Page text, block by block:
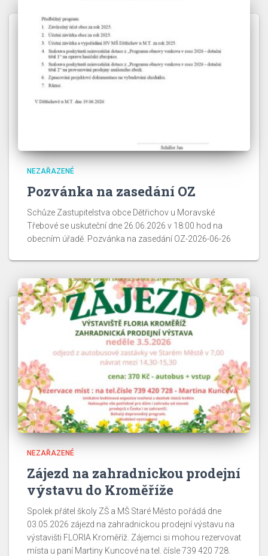
NEZAŘAZENÉ
Pozvánka na zasedání OZ
Schůze Zastupitelstva obce Dětřichov u Moravské
Třebové se uskuteční dne 26.06.2026 v 18:00 hod na
obecním úřadě. Pozvánka na zasedání OZ-2026-06-26
NEZAŘAZENÉ
Zájezd na zahradnickou prodejní
výstavu do Kroměříže
Spolek přátel školy ZŠ a MŠ Staré Město pořádá dne
03.05.2026 zájezd na zahradnickou prodejní výstavu na
výstavišti FLORIA Kroměříž. Zájemci si mohou rezervovat
místa u paní Martiny Kuncové na tel. čísle 739 420 728.